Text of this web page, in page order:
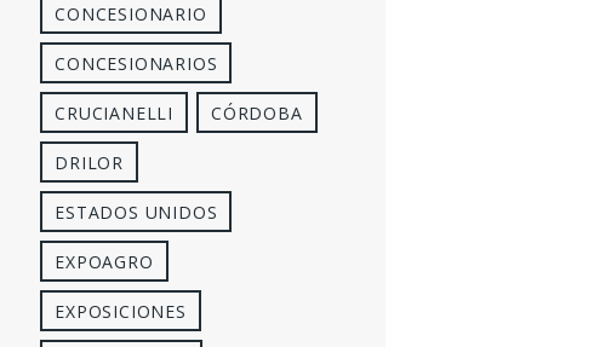
CONCESIONARIO
CONCESIONARIOS
CRUCIANELLI CÓRDOBA
DRILOR
ESTADOS UNIDOS
EXPOAGRO
EXPOSICIONES